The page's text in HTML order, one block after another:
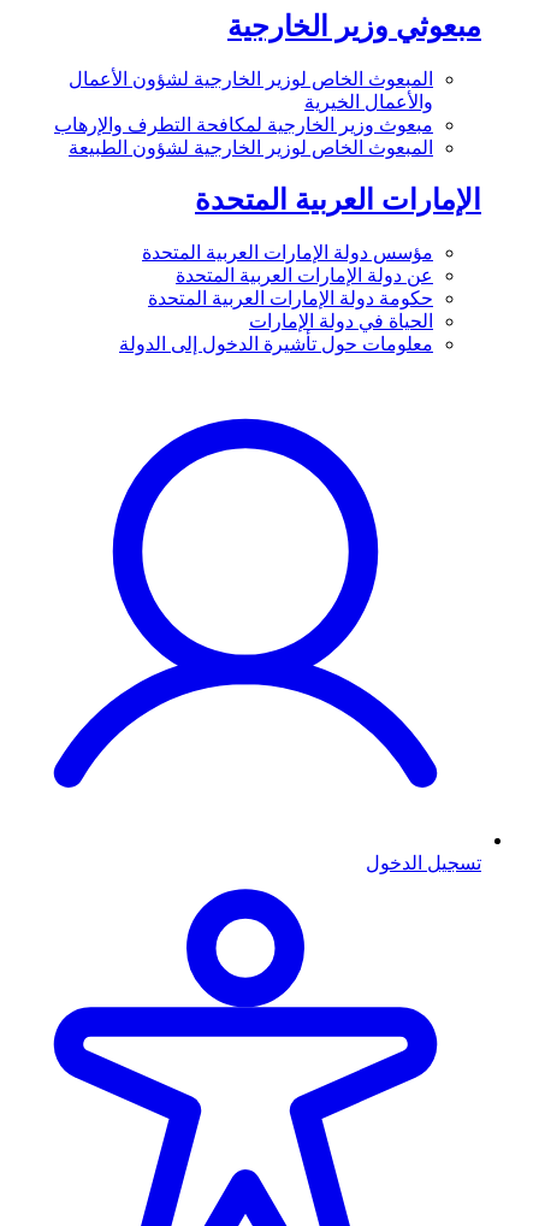
مبعوثي وزير الخارجية
المبعوث الخاص لوزير الخارجية لشؤون الأعمال
والأعمال الخيرية
مبعوث وزير الخارجية لمكافحة التطرف والإرهاب
المبعوث الخاص لوزير الخارجية لشؤون الطبيعة
الإمارات العربية المتحدة
مؤسس دولة الإمارات العربية المتحدة
عن دولة الإمارات العربية المتحدة
حكومة دولة الإمارات العربية المتحدة
الحياة في دولة الإمارات
معلومات حول تأشيرة الدخول إلى الدولة
تسجيل الدخول